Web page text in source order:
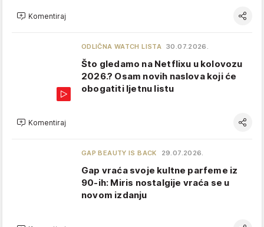
Komentiraj
ODLIČNA WATCH LISTA 30.07.2026.
Što gledamo na Netflixu u kolovozu
2026.? Osam novih naslova koji će
obogatiti ljetnu listu
Komentiraj
GAP BEAUTY IS BACK 29.07.2026.
Gap vraća svoje kultne parfeme iz
90-ih: Miris nostalgije vraća se u
novom izdanju